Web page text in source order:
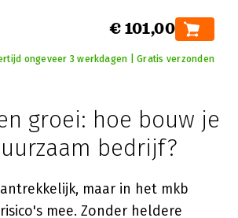
€ 101,00
ongeveer 3 werkdagen | Gratis verzonden
groei: hoe bouw je
bedrijf?
maar in het mkb
mee. Zonder heldere